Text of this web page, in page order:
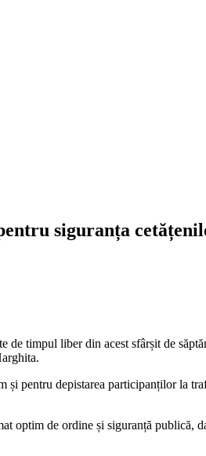
siguranța
timpul liber din acest sfârșit de
pentru depistarea participanților la
optim de ordine și siguranță publică,